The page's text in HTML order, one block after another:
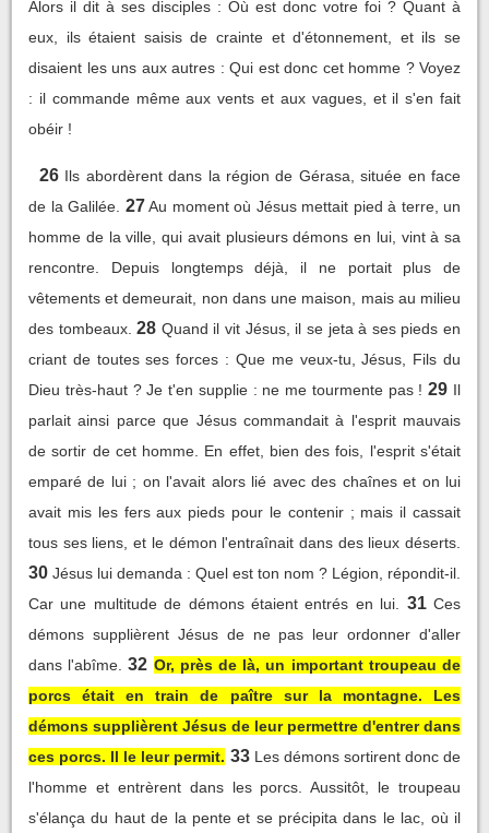
Alors il dit à ses disciples : Où est donc votre foi ? Quant à
eux, ils étaient saisis de crainte et d'étonnement, et ils se
disaient les uns aux autres : Qui est donc cet homme ? Voyez
: il commande même aux vents et aux vagues, et il s'en fait
obéir !
26 Ils abordèrent dans la région de Gérasa, située en face
de la Galilée. 27 Au moment où Jésus mettait pied à terre, un
homme de la ville, qui avait plusieurs démons en lui, vint à sa
rencontre. Depuis longtemps déjà, il ne portait plus de
vêtements et demeurait, non dans une maison, mais au milieu
des tombeaux. 28 Quand il vit Jésus, il se jeta à ses pieds en
criant de toutes ses forces : Que me veux-tu, Jésus, Fils du
Dieu très-haut ? Je t'en supplie : ne me tourmente pas ! 29 Il
parlait ainsi parce que Jésus commandait à l'esprit mauvais
de sortir de cet homme. En effet, bien des fois, l'esprit s'était
emparé de lui ; on l'avait alors lié avec des chaînes et on lui
avait mis les fers aux pieds pour le contenir ; mais il cassait
tous ses liens, et le démon l'entraînait dans des lieux déserts.
30 Jésus lui demanda : Quel est ton nom ? Légion, répondit-il.
Car une multitude de démons étaient entrés en lui.
31 Ces
démons supplièrent Jésus de ne pas leur ordonner d'aller
dans l'abîme. 32 Or, près de là, un important troupeau de
porcs était en train de paître sur la montagne. Les
démons supplièrent Jésus de leur permettre d'entrer dans
ces porcs. Il le leur permit. 33 Les démons sortirent donc de
l'homme et entrèrent dans les porcs. Aussitôt, le troupeau
s'élança du haut de la pente et se précipita dans le lac, où il